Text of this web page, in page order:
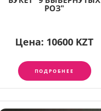
РОЗ"
Цена: 10600 KZT
ПОДРОБНЕЕ